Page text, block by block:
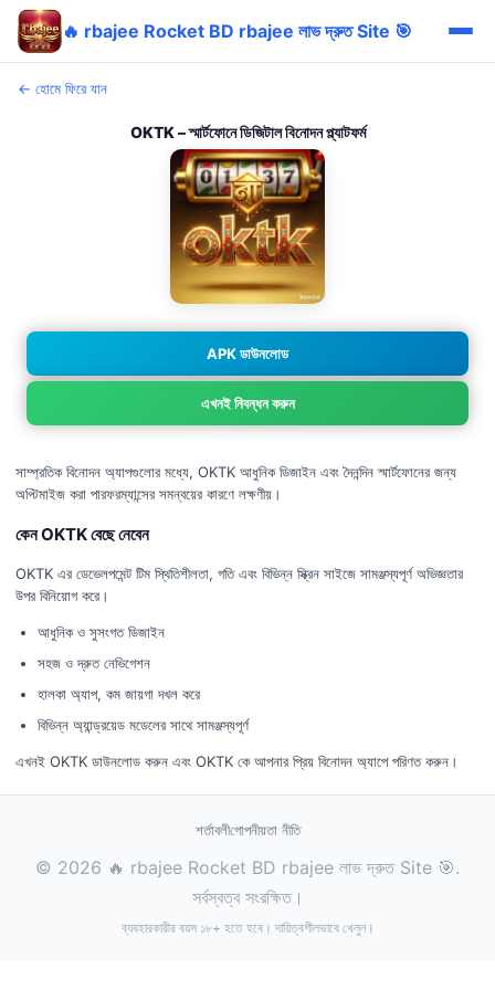
🔥 rbajee Rocket BD rbajee লাভ দ্রুত Site 🎯
← হোমে ফিরে যান
OKTK – স্মার্টফোনে ডিজিটাল বিনোদন প্ল্যাটফর্ম
APK ডাউনলোড
এখনই নিবন্ধন করুন
সাম্প্রতিক বিনোদন অ্যাপগুলোর মধ্যে, OKTK আধুনিক ডিজাইন এবং দৈনন্দিন স্মার্টফোনের জন্য
অপ্টিমাইজ করা পারফরম্যান্সের সমন্বয়ের কারণে লক্ষণীয়।
কেন OKTK বেছে নেবেন
OKTK এর ডেভেলপমেন্ট টিম স্থিতিশীলতা, গতি এবং বিভিন্ন স্ক্রিন সাইজে সামঞ্জস্যপূর্ণ অভিজ্ঞতার
উপর বিনিয়োগ করে।
আধুনিক ও সুসংগত ডিজাইন
সহজ ও দ্রুত নেভিগেশন
হালকা অ্যাপ, কম জায়গা দখল করে
বিভিন্ন অ্যান্ড্রয়েড মডেলের সাথে সামঞ্জস্যপূর্ণ
এখনই OKTK ডাউনলোড করুন এবং OKTK কে আপনার প্রিয় বিনোদন অ্যাপে পরিণত করুন।
শর্তাবলীগোপনীয়তা নীতি
© 2026 🔥 rbajee Rocket BD rbajee লাভ দ্রুত Site 🎯.
সর্বস্বত্ব সংরক্ষিত।
ব্যবহারকারীর বয়স ১৮+ হতে হবে। দায়িত্বশীলভাবে খেলুন।